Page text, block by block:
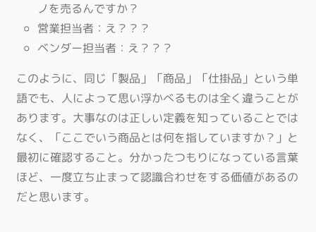
ノを売るんですか？
営業担当者：え？？？
ベンダー担当者：え？？？
このように、同じ「製品」「商品」「仕掛品」という単
語でも、人によって思い浮かべるものは全く違うことが
あります。大事なのは正しい定義を知っていることでは
なく、「ここでいう商品とは何を指していますか？」と
最初に確認すること。分かったつもりになっている言葉
ほど、一度立ち止まって認識合わせをする価値があるの
だと思います。